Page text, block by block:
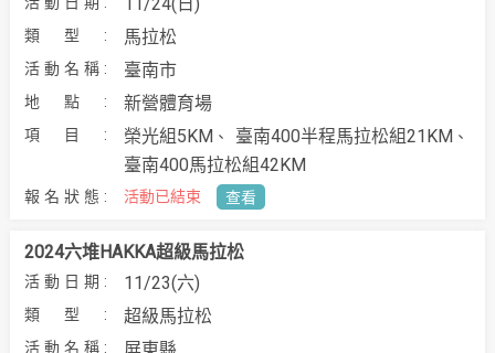
馬拉松
臺南市
新營體育場
榮光組5KM
臺南400半程⾺拉松組21KM
臺南400⾺拉松組42KM
活動已結束 查看
11/23(六)
超級馬拉松
2024六堆HAKKA超級馬拉松